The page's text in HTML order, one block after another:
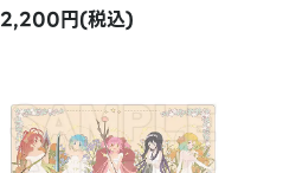
2,200円(税込)